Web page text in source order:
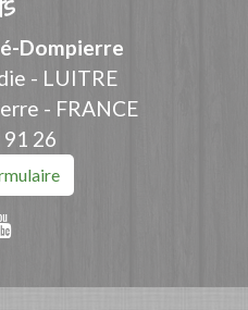
Dompierre
- LUITRE
- FRANCE
26